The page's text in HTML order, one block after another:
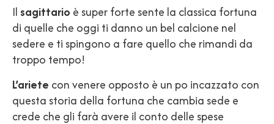
Il sagittario è super forte sente la classica fortuna
di quelle che oggi ti danno un bel calcione nel
sedere e ti spingono a fare quello che rimandi da
troppo tempo!
L’ariete con venere opposto è un po incazzato con
questa storia della fortuna che cambia sede e
crede che gli farà avere il conto delle spese